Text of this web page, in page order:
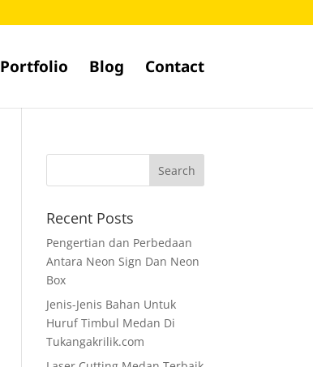
Portfolio Blog Contact
Recent Posts
Pengertian dan Perbedaan
Antara Neon Sign Dan Neon
Box
Jenis-Jenis Bahan Untuk
Huruf Timbul Medan Di
Tukangakrilik.com